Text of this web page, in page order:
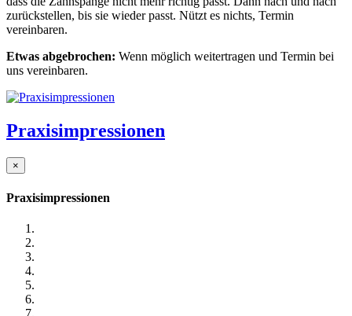
zurückstellen, bis sie wieder passt. Nützt es nichts, Termin
vereinbaren.
Etwas abgebrochen: Wenn möglich weitertragen und Termin bei
uns vereinbaren.
Praxisimpressionen
×
Praxisimpressionen